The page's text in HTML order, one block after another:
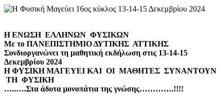
Η ENΩΣΗ ΕΛΛΗΝΩΝ ΦΥΣΙΚΩΝ
Με το ΠΑΝΕΠΙΣΤΗΜΙΟ ΔΥΤΙΚΗΣ ΑΤΤΙΚΗΣ
Συνδιοργανώνει τη μαθητική εκδήλωση στις 13-14-15
Δεκεμβρίου 2024
Η ΦΥΣΙΚΗ ΜΑΓΕΥΕΙ ΚΑΙ ΟΙ ΜΑΘΗΤΕΣ ΣΥΝΑΝΤΟΥΝ
ΤΗ ΦΥΣΙΚΗ
…..….Στα άδυτα μονοπάτια της γνώσης………….!!!!